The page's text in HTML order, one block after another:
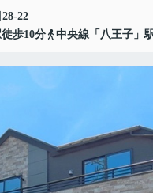
28-22
歩10分
中央線「八王子」